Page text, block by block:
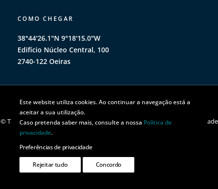
COMO CHEGAR
38°44'26.1"N 9°18'15.0"W
Edifício Núcleo Central, 100
2740-122 Oeiras
© TAGUSPARK 2026 | Todos os direitos reservados |Política de privacidade
Este website utiliza cookies. Ao continuar a navegação está a
aceitar a sua utilização.
Caso pretenda saber mais, consulte a nossa Política de
privacidade.
Preferências de privacidade
Rejeitar tudo Concordo